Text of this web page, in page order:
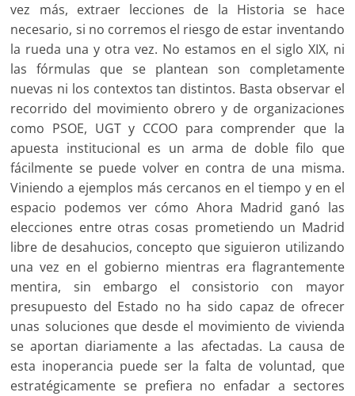
vez más, extraer lecciones de la Historia se hace
necesario, si no corremos el riesgo de estar inventando
la rueda una y otra vez. No estamos en el siglo XIX, ni
las fórmulas que se plantean son completamente
nuevas ni los contextos tan distintos. Basta observar el
recorrido del movimiento obrero y de organizaciones
como PSOE, UGT y CCOO para comprender que la
apuesta institucional es un arma de doble filo que
fácilmente se puede volver en contra de una misma.
Viniendo a ejemplos más cercanos en el tiempo y en el
espacio podemos ver cómo Ahora Madrid ganó las
elecciones entre otras cosas prometiendo un Madrid
libre de desahucios, concepto que siguieron utilizando
una vez en el gobierno mientras era flagrantemente
mentira, sin embargo el consistorio con mayor
presupuesto del Estado no ha sido capaz de ofrecer
unas soluciones que desde el movimiento de vivienda
se aportan diariamente a las afectadas. La causa de
esta inoperancia puede ser la falta de voluntad, que
estratégicamente se prefiera no enfadar a sectores